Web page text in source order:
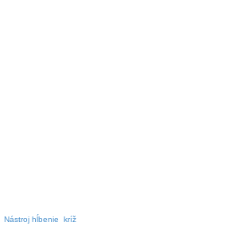
Nástroj hĺbenie kríž